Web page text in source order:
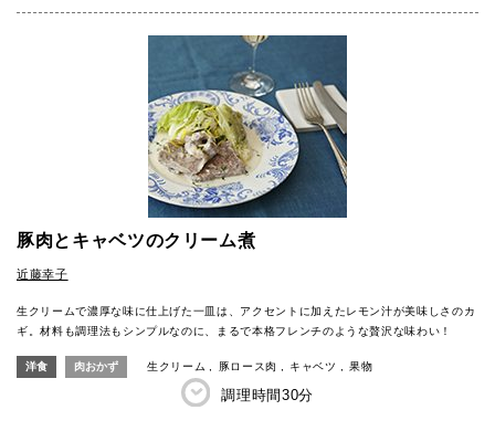
豚肉とキャベツのクリーム煮
近藤幸子
生クリームで濃厚な味に仕上げた一皿は、アクセントに加えたレモン汁が美味しさのカ
ギ。材料も調理法もシンプルなのに、まるで本格フレンチのような贅沢な味わい！
洋食 肉おかず 生クリーム 豚ロース肉 キャベツ 果物
調理時間30分